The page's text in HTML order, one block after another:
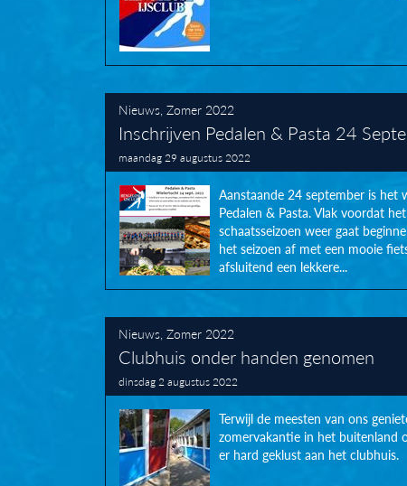
Nieuws, Zomer 2022
Inschrijven Pedalen & Pasta 24
maandag 29 augustus 2022
Aanstaande 24 september is het
Pedalen & Pasta. Vlak voordat het
schaatsseizoen weer gaat
het seizoen af met een mooie
afsluitend een lekkere...
Nieuws, Zomer 2022
Clubhuis onder handen genomen
dinsdag 2 augustus 2022
Terwijl de meesten van ons
zomervakantie in het buitenland
er hard geklust aan het clubhuis.